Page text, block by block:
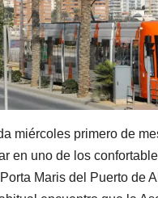
miércoles primero de
en uno de los
Maris del Puerto de